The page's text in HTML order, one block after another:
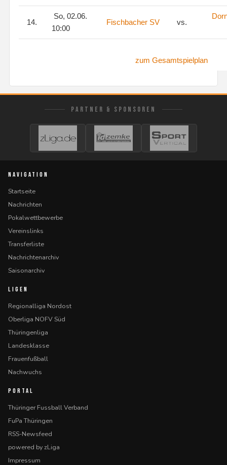
14.
So, 02.06.
10:00
Fischbacher SV vs.
zum Gesamtspielplan
PARTNER & SPONSOREN
NAVIGATION
Startseite
Nachrichten
Pokalwettbewerbe
Vereinslinks
Transferliste
Nachrichtenarchiv
Saisonarchiv
LIGEN
Regionalliga Nordost
Oberliga NOFV Süd
Thüringenliga
Landesklasse
Frauenfußball
Nachwuchs
PORTAL
Thüringer Fussball Verband
FuPa Thüringen
RSS-Newsfeed
powered by zLiga
Impressum